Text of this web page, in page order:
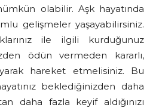
olabilir. Aşk hayatında
gelişmeler yaşayabilirsiniz.
ile ilgili kurduğunuz
ödün vermeden kararlı,
hareket etmelisiniz. Bu
beklediğinizden daha
daha fazla keyif aldığınızı